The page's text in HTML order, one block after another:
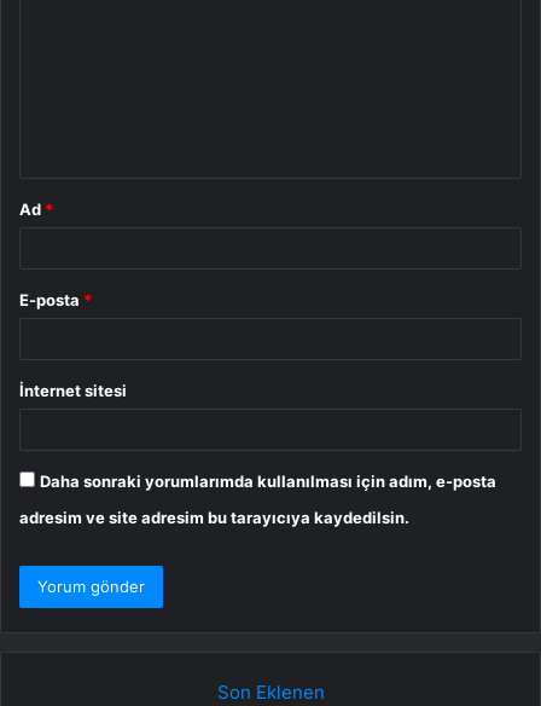
Ad *
E-posta *
İnternet sitesi
Daha sonraki yorumlarımda kullanılması için adım, e-posta
adresim ve site adresim bu tarayıcıya kaydedilsin.
Son Eklenen